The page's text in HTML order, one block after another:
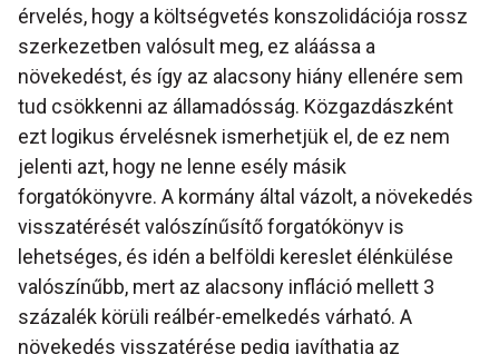
érvelés, hogy a költségvetés konszolidációja rossz
szerkezetben valósult meg, ez aláássa a
növekedést, és így az alacsony hiány ellenére sem
tud csökkenni az államadósság. Közgazdászként
ezt logikus érvelésnek ismerhetjük el, de ez nem
jelenti azt, hogy ne lenne esély másik
forgatókönyvre. A kormány által vázolt, a növekedés
visszatérését valószínűsítő forgatókönyv is
lehetséges, és idén a belföldi kereslet élénkülése
valószínűbb, mert az alacsony infláció mellett 3
százalék körüli reálbér-emelkedés várható. A
növekedés visszatérése pedig javíthatja az